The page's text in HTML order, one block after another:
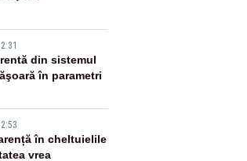
din sistemul
în parametri
în cheltuielile
vrea